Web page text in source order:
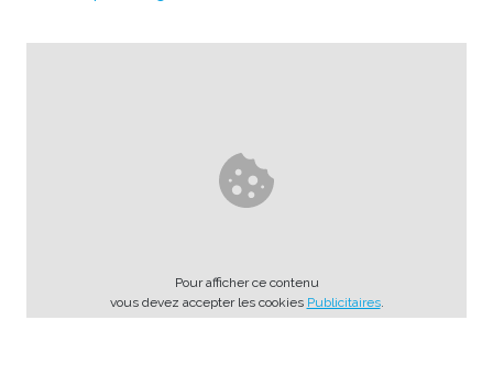
Pour afficher ce contenu
vous devez accepter les cookies Publicitaires.